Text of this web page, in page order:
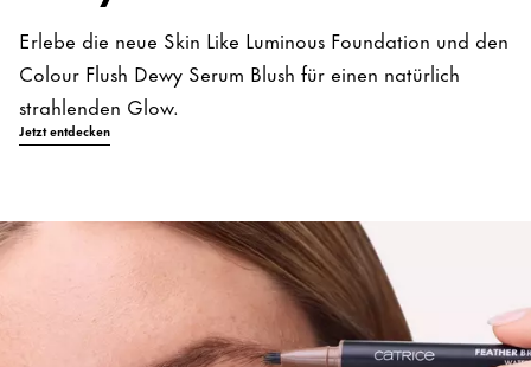
Erlebe die neue Skin Like Luminous Foundation und den
Colour Flush Dewy Serum Blush für einen natürlich
strahlenden Glow.
Jetzt entdecken